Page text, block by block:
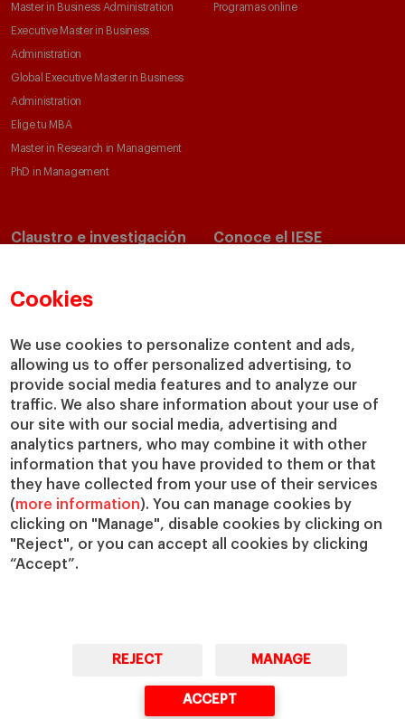
Cookies
We use cookies to personalize content and ads,
allowing us to offer personalized advertising, to
provide social media features and to analyze our
traffic. We also share information about your use of
our site with our social media, advertising and
analytics partners, who may combine it with other
information that you have provided to them or that
they have collected from your use of their services
(more information). You can manage cookies by
clicking on "Manage", disable cookies by clicking on
"Reject", or you can accept all cookies by clicking
“Accept”.
REJECT MANAGE
ACCEPT
Master in Business Administration
Executive Master in Business
Administration
Global Executive Master in Business
Administration
Elige tu MBA
Master in Research in Management
PhD in Management
Programas online
Claustro e investigación
Departamentos académicos
Cátedras
IESE Insight
IESE Publishing
Conoce el IESE
Nuestro impacto
Colabora con el IESE
Servicios
Biblioteca
Canal de Compliance
Capellanía
IESE Shop
Jobs @IESE
Préstamos y becas
© Copyright, 2026. IESE Business School | University of Navarra